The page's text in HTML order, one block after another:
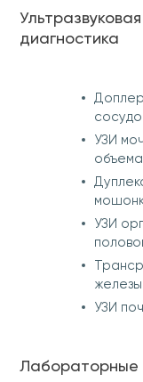
диагностика
УЗИ
УЗИ
железы
УЗИ
Лабораторные